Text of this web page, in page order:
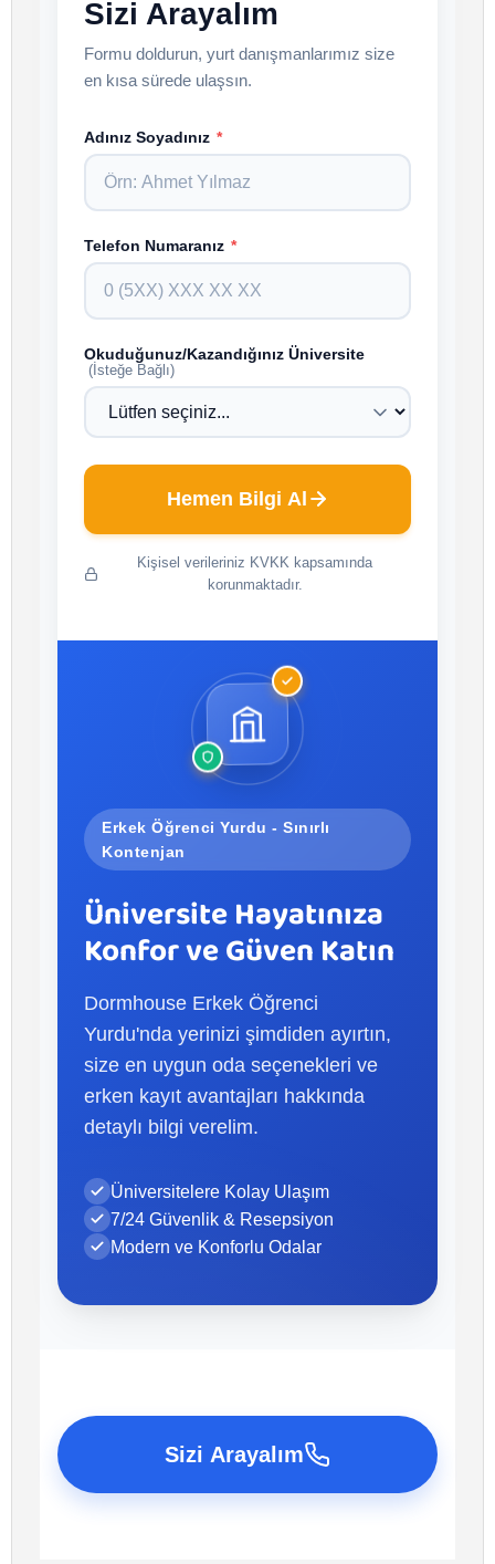
Erkek Öğrenci Yurdu - Sınırlı
Kontenjan
Üniversite Hayatınıza
Konfor ve Güven Katın
Dormhouse Erkek Öğrenci
Yurdu'nda yerinizi şimdiden ayırtın,
size en uygun oda seçenekleri ve
erken kayıt avantajları hakkında
detaylı bilgi verelim.
Üniversitelere Kolay Ulaşım
7/24 Güvenlik & Resepsiyon
Modern ve Konforlu Odalar
Sizi Arayalım
Formu doldurun, yurt danışmanlarımız size
en kısa sürede ulaşsın.
Adınız Soyadınız *
Telefon Numaranız *
Okuduğunuz/Kazandığınız Üniversite
(İsteğe Bağlı)
Hemen Bilgi Al
Kişisel verileriniz KVKK kapsamında
korunmaktadır.
Sizi Arayalım